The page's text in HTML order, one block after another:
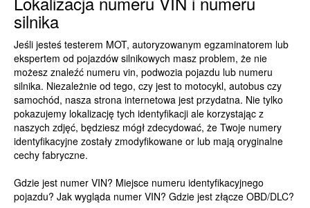
silnika
Jeśli jesteś testerem MOT, autoryzowanym egzaminatorem lub
ekspertem od pojazdów silnikowych masz problem, że nie
możesz znaleźć numeru vin, podwozia pojazdu lub numeru
silnika. Niezależnie od tego, czy jest to motocykl, autobus czy
samochód, nasza strona internetowa jest przydatna. Nie tylko
pokazujemy lokalizację tych identyfikacji ale korzystając z
naszych zdjęć, będziesz mógł zdecydować, że Twoje numery
identyfikacyjne zostały zmodyfikowane or lub mają oryginalne
cechy fabryczne.
Gdzie jest numer VIN? Miejsce numeru identyfikacyjnego
pojazdu? Jak wygląda numer VIN? Gdzie jest złącze OBD/DLC?